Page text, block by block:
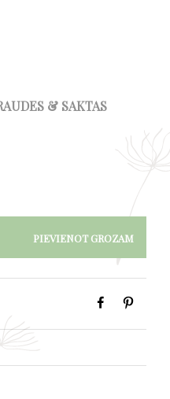
& SAKTAS
PIEVIENOT GROZAM